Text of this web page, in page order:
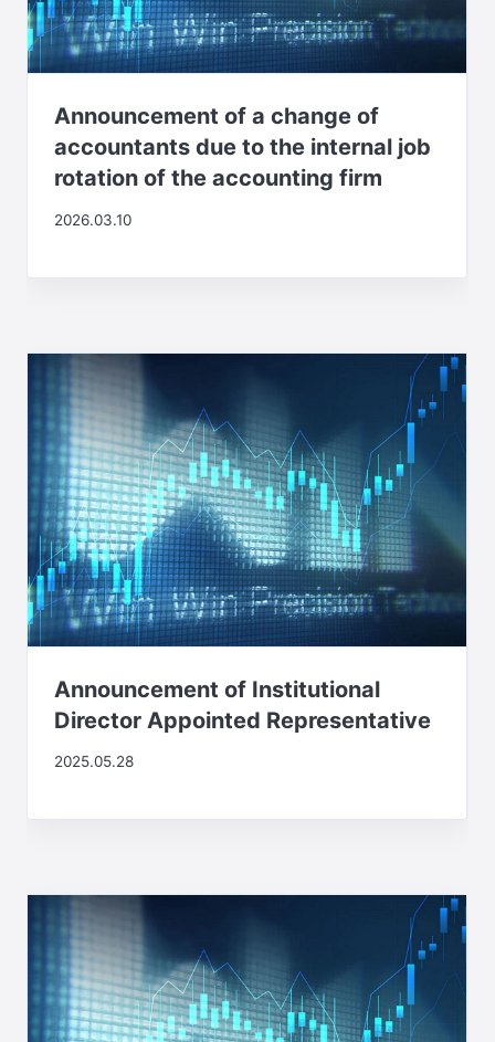
Announcement of a change of
accountants due to the internal job
rotation of the accounting firm
2026.03.10
Announcement of Institutional
Director Appointed Representative
2025.05.28